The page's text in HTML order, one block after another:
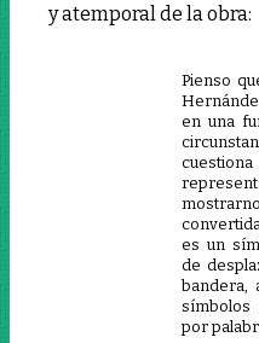
y atemporal de la obra:
Pienso
en una
es un
de
bandera,
símbolos
por